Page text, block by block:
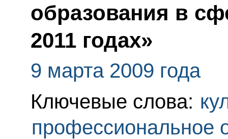
образования в
2011 годах»
9 марта 2009 года
Ключевые слова:
профессиональное